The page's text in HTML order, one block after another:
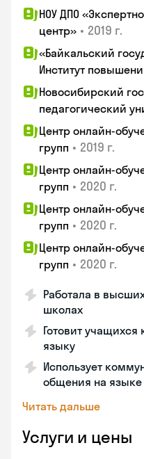
НОУ ДПО
центр» • 2019 г.
«Байкальский
Институт
Новосибирский
педагогический
Центр онлайн-
групп • 2019 г.
Центр онлайн-
групп • 2020 г.
Центр онлайн-
групп • 2020 г.
Центр онлайн-
групп • 2020 г.
Работала в
школах
Готовит учащихся
языку
Использует
общения на языке
Читать дальше
Услуги и цены